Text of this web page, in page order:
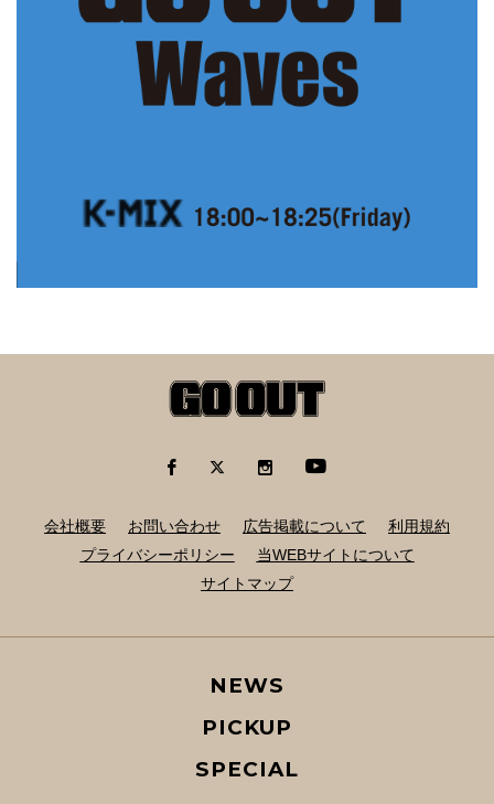
会社概要 お問い合わせ 広告掲載について
利用規約
プライバシーポリシー
当WEBサイトについて
サイトマップ
NEWS
PICKUP
SPECIAL